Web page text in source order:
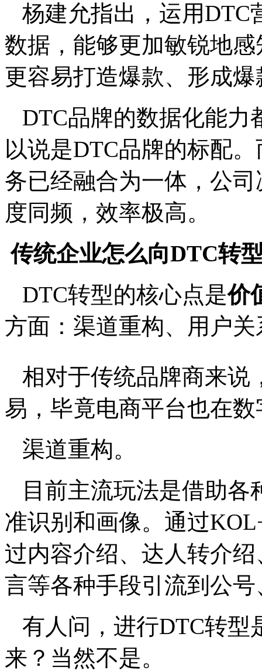
杨建允指出，运用DTC
数据，能够更加敏锐地
更容易打造爆款、形成爆
DTC品牌的数据化能力
以说是DTC品牌的标配
务已经融合为一体，公
度同频，效率极高。
传统企业怎么向DTC转
DTC转型的核心点是价
方面：渠道重构、用户
相对于传统品牌商来说
易，毕竟电商平台也在
渠道重构。
目前主流玩法是借助各
准识别和画像。通过
过内容介绍、达人转介
言等各种手段引流到公
有人问，进行DTC转型
来？当然不是。